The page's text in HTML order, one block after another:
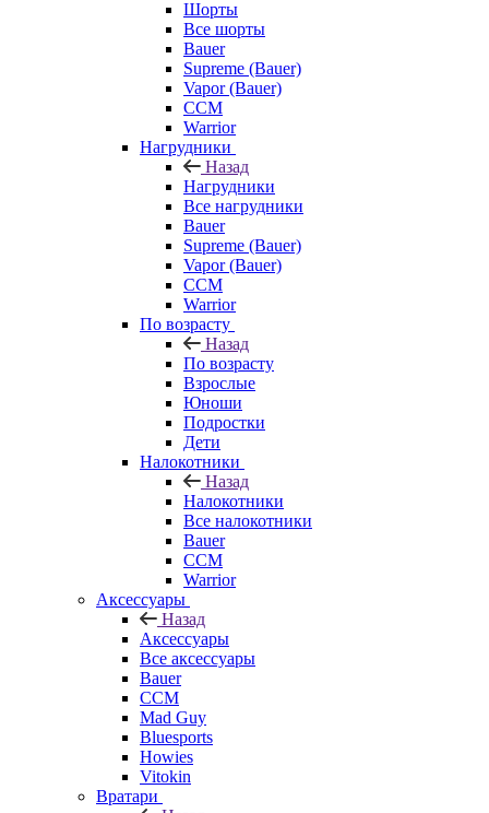
Шорты
Все шорты
Bauer
Supreme (Bauer)
Vapor (Bauer)
CCM
Warrior
Нагрудники
Назад
Нагрудники
Все нагрудники
Bauer
Supreme (Bauer)
Vapor (Bauer)
CCM
Warrior
По возрасту
Назад
По возрасту
Взрослые
Юноши
Подростки
Дети
Налокотники
Назад
Налокотники
Все налокотники
Bauer
CCM
Warrior
Аксессуары
Назад
Аксессуары
Все аксессуары
Bauer
CCM
Mad Guy
Bluesports
Howies
Vitokin
Вратари